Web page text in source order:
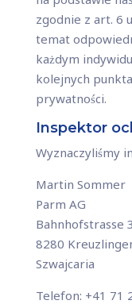
zgodnie z art. 6
temat
każdym
kolejnych
prywatności.
Inspektor
Wyznaczyliśmy
Martin Sommer
Parm AG
Bahnhofstrasse
8280
Szwajcaria
Telefon: +41 71